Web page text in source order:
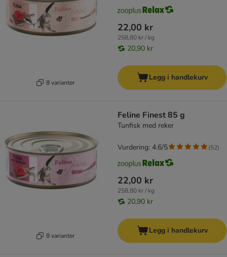
8 varianter
22,00 kr
258,80 kr / kg
20,90 kr
Legg i handlekurv
8 varianter
Feline Finest 85 g
Tunfisk med reker
22,00 kr
258,80 kr / kg
20,90 kr
Vurdering: 4.6/5 (52)
Legg i handlekurv